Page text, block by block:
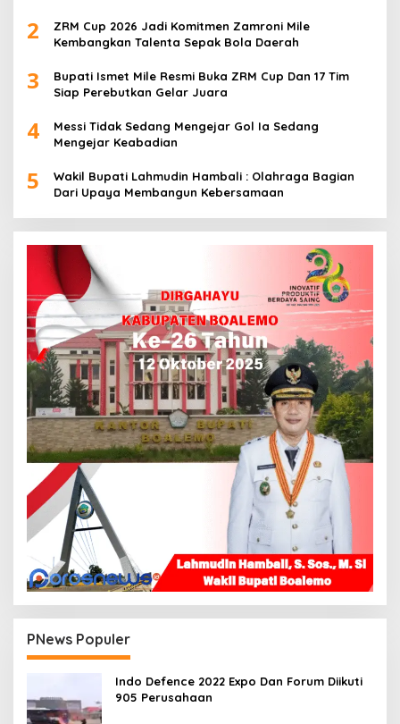
2
ZRM Cup 2026 Jadi Komitmen Zamroni Mile
Kembangkan Talenta Sepak Bola Daerah
3
Bupati Ismet Mile Resmi Buka ZRM Cup Dan 17 Tim
Siap Perebutkan Gelar Juara
4
Messi Tidak Sedang Mengejar Gol Ia Sedang
Mengejar Keabadian
5
Wakil Bupati Lahmudin Hambali : Olahraga Bagian
Dari Upaya Membangun Kebersamaan
PNews Populer
Indo Defence 2022 Expo Dan Forum Diikuti
905 Perusahaan